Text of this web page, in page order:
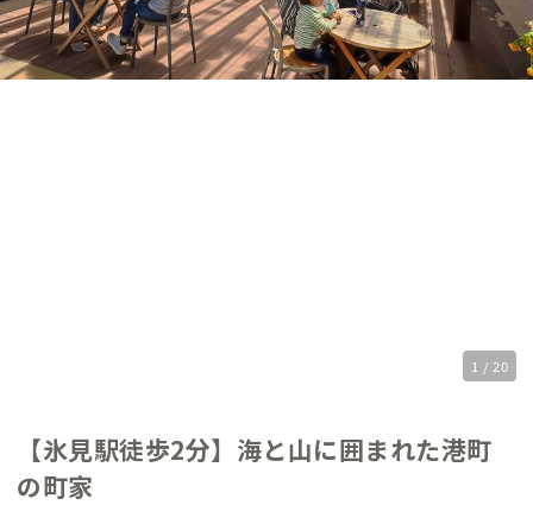
1 / 20
【氷見駅徒歩2分】海と山に囲まれた港町
の町家